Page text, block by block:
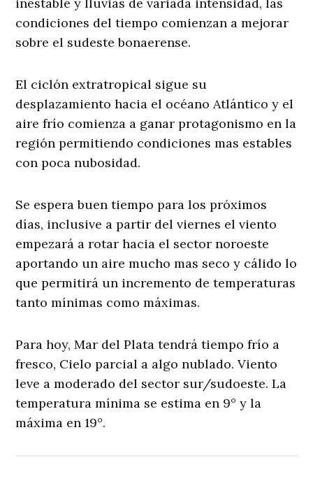
condiciones del tiempo comienzan a mejorar
sobre el sudeste bonaerense.
El ciclón extratropical sigue su
desplazamiento hacia el océano Atlántico y el
aire frío comienza a ganar protagonismo en la
región permitiendo condiciones mas estables
con poca nubosidad.
Se espera buen tiempo para los próximos
días, inclusive a partir del viernes el viento
empezará a rotar hacia el sector noroeste
aportando un aire mucho mas seco y cálido lo
que permitirá un incremento de temperaturas
tanto mínimas como máximas.
Para hoy, Mar del Plata tendrá tiempo frío a
fresco, Cielo parcial a algo nublado. Viento
leve a moderado del sector sur/sudoeste. La
temperatura mínima se estima en 9° y la
máxima en 19°.